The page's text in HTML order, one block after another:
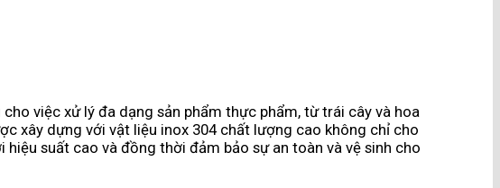
việc xử lý đa dạng sản phẩm thực phẩm, từ trái cây và hoa
xây dựng với vật liệu inox 304 chất lượng cao không chỉ cho
suất cao và đồng thời đảm bảo sự an toàn và vệ sinh cho